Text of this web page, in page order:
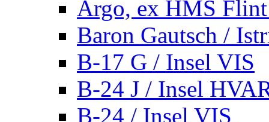
Argo, ex HMS
Baron Gautsch /
B-17 G / Insel VIS
B-24 J / Insel
B-24 / Insel VIS